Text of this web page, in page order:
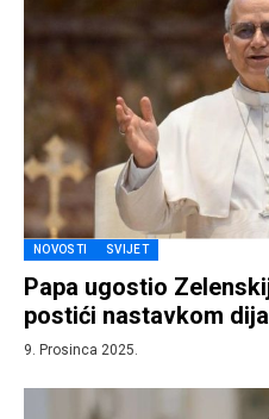
NOVOSTI SVIJET
Papa ugostio
postići nastavkom
9. Prosinca 2025.